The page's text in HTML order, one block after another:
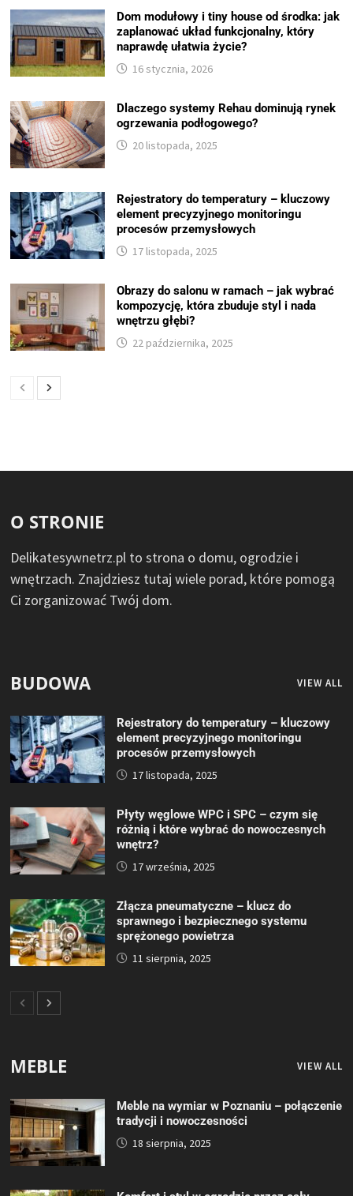
Dom modułowy i tiny house od środka: jak
zaplanować układ funkcjonalny, który
naprawdę ułatwia życie?
16 stycznia, 2026
Dlaczego systemy Rehau dominują rynek
ogrzewania podłogowego?
20 listopada, 2025
Rejestratory do temperatury – kluczowy
element precyzyjnego monitoringu
procesów przemysłowych
17 listopada, 2025
Obrazy do salonu w ramach – jak wybrać
kompozycję, która zbuduje styl i nada
wnętrzu głębi?
22 października, 2025
O STRONIE
Delikatesywnetrz.pl to strona o domu, ogrodzie i
wnętrzach. Znajdziesz tutaj wiele porad, które pomogą
Ci zorganizować Twój dom.
BUDOWA VIEW ALL
Rejestratory do temperatury – kluczowy
element precyzyjnego monitoringu
procesów przemysłowych
17 listopada, 2025
Płyty węglowe WPC i SPC – czym się
różnią i które wybrać do nowoczesnych
wnętrz?
17 września, 2025
Złącza pneumatyczne – klucz do
sprawnego i bezpiecznego systemu
sprężonego powietrza
11 sierpnia, 2025
MEBLE VIEW ALL
Meble na wymiar w Poznaniu – połączenie
tradycji i nowoczesności
18 sierpnia, 2025